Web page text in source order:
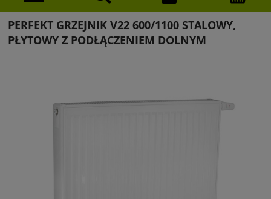
PERFEKT GRZEJNIK V22 600/1100 STALOWY,
PŁYTOWY Z PODŁĄCZENIEM DOLNYM